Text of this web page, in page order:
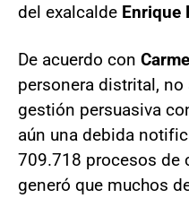
del exalcalde Enrique
De acuerdo con
personera distrital,
gestión persuasiva
aún una debida
709.718 procesos de
generó que muchos